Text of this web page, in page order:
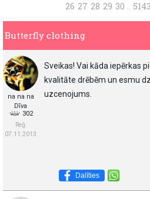
26 27 28 29 30 .. 5143
Butterfly clothing
na na na
Dīva
302
Reģ:
07.11.2013
Sveikas! Vai kāda iepērkas
kvalitāte drēbēm un esmu
uzcenojums.
Dalīties